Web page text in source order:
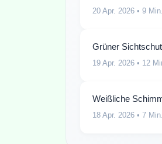
20 Apr. 2026 • 9
Grüner
19 Apr. 2026 • 12
Weißliche
18 Apr. 2026 • 7